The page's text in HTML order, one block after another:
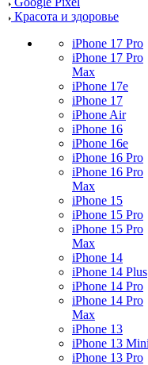
Красота и здоровье
iPhone 17 Pro
iPhone 17 Pro
Max
iPhone 17e
iPhone 17
iPhone Air
iPhone 16
iPhone 16e
iPhone 16 Pro
iPhone 16 Pro
Max
iPhone 15
iPhone 15 Pro
iPhone 15 Pro
Max
iPhone 14
iPhone 14 Plus
iPhone 14 Pro
iPhone 14 Pro
Max
iPhone 13
iPhone 13 Mini
iPhone 13 Pro